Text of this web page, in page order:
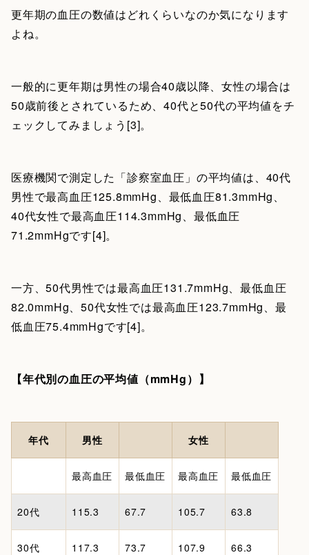
更年期の血圧の数値はどれくらいなのか気になります
よね。
一般的に更年期は男性の場合40歳以降、女性の場合は
50歳前後とされているため、40代と50代の平均値をチ
ェックしてみましょう[3]。
医療機関で測定した「診察室血圧」の平均値は、40代
男性で最高血圧125.8mmHg、最低血圧81.3mmHg、
40代女性で最高血圧114.3mmHg、最低血圧
71.2mmHgです[4]。
一方、50代男性では最高血圧131.7mmHg、最低血圧
82.0mmHg、50代女性では最高血圧123.7mmHg、最
低血圧75.4mmHgです[4]。
【年代別の血圧の平均値（mmHg）】
年代 男性 女性
最高血圧 最低血圧 最高血圧 最低血圧
20代 115.3 67.7 105.7 63.8
30代 117.3 73.7 107.9 66.3